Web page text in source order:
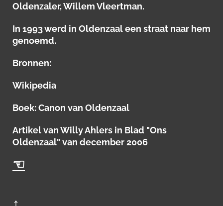
Oldenzaler, Willem Vleertman.
In 1993 werd in Oldenzaal een straat naar hem
genoemd.
Bronnen:
Wikipedia
Boek: Canon van Oldenzaal
Artikel van Willy Ahlers in Blad "Ons
Oldenzaal" van december 2006
☜